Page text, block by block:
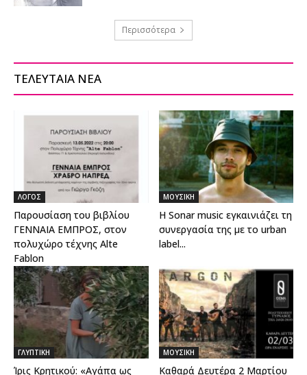
Περισσότερα
ΤΕΛΕΥΤΑΙΑ ΝΕΑ
ΛΟΓΟΣ
Παρουσίαση του βιβλίου
ΓΕΝΝΑΙΑ ΕΜΠΡΟΣ, στον
πολυχώρο τέχνης Alte
Fablon
ΜΟΥΣΙΚΗ
Η Sonar music εγκαινιάζει τη
συνεργασία της με το urban
label...
ΓΛΥΠΤΙΚΗ
Ίρις Κρητικού: «Αγάπα ως
ΜΟΥΣΙΚΗ
Καθαρά Δευτέρα 2 Μαρτίου